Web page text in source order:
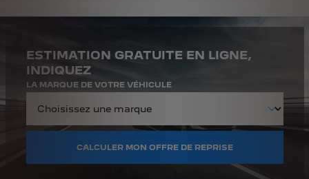
ESTIMATION GRATUITE EN LIGNE,
INDIQUEZ
LA MARQUE DE VOTRE VÉHICULE
CALCULER MON OFFRE DE REPRISE